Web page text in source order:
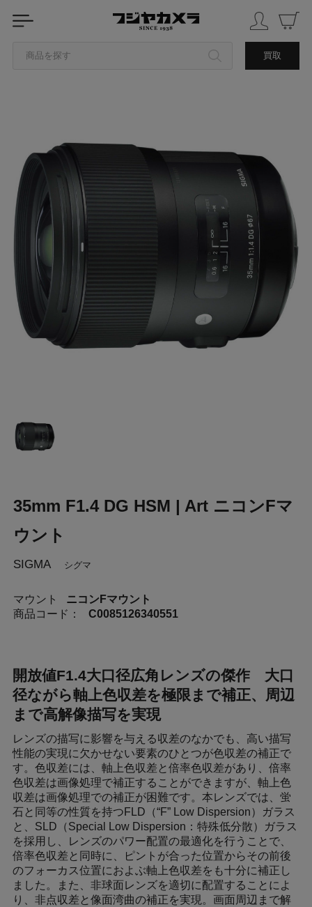
商品を探す 買取
中古品を探す
35mm F1.4 DG HSM | Art ニコンFマ
ウント
SIGMA シグマ
マウント
ニコンFマウント
商品コード：
C0085126340551
開放値F1.4大口径広角レンズの傑作 大口
径ながら軸上色収差を極限まで補正、周辺
まで高解像描写を実現
レンズの描写に影響を与える収差のなかでも、高い描写
性能の実現に欠かせない要素のひとつが色収差の補正で
す。色収差には、軸上色収差と倍率色収差があり、倍率
色収差は画像処理で補正することができますが、軸上色
収差は画像処理での補正が困難です。本レンズでは、蛍
石と同等の性質を持つFLD（“F” Low Dispersion）ガラス
と、SLD（Special Low Dispersion：特殊低分散）ガラス
を採用し、レンズのパワー配置の最適化を行うことで、
倍率色収差と同時に、ピントが合った位置からその前後
のフォーカス位置におよぶ軸上色収差をも十分に補正し
ました。また、非球面レンズを適切に配置することによ
り、非点収差と像面湾曲の補正を実現。画面周辺まで解